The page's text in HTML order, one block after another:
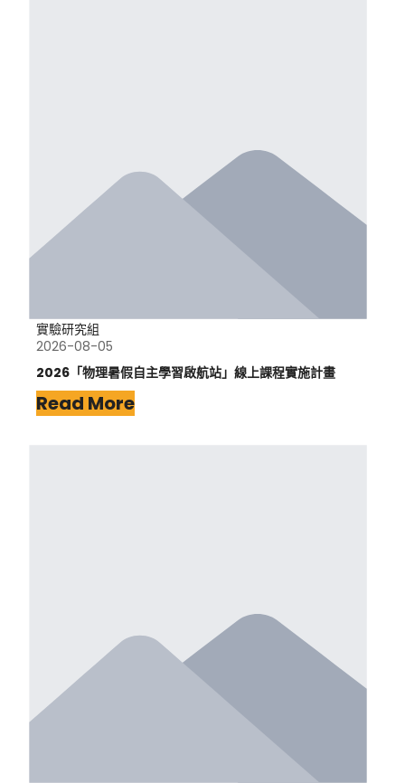
實驗研究組
2026-08-05
2026「物理暑假自主學習啟航站」線上課程實施計畫
Read More